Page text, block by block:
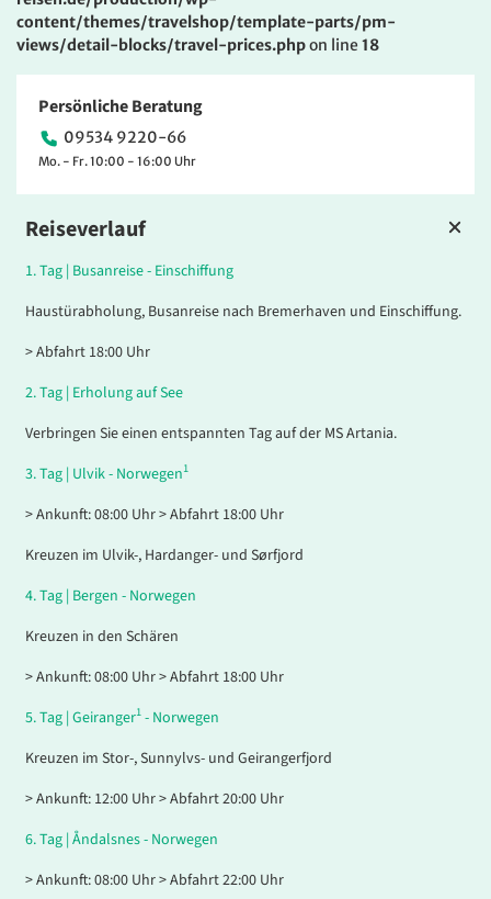
Reiseverlauf
1.Tag | Busanreise - Einschiffung
Haustürabholung, Busanreise nach Bremerhaven und Einschiffung.
> Abfahrt 18:00 Uhr
2.Tag | Erholung auf See
Verbringen Sie einen entspannten Tag auf der MS Artania.
3.Tag | Ulvik - Norwegen1
> Ankunft: 08:00 Uhr > Abfahrt 18:00 Uhr
Kreuzen im Ulvik-, Hardanger- und Sørfjord
4.Tag | Bergen - Norwegen
Kreuzen in den Schären
> Ankunft: 08:00 Uhr > Abfahrt 18:00 Uhr
5.Tag | Geiranger1 - Norwegen
Kreuzen im Stor-, Sunnylvs- und Geirangerfjord
> Ankunft: 12:00 Uhr > Abfahrt 20:00 Uhr
6.Tag | Åndalsnes - Norwegen
> Ankunft: 08:00 Uhr > Abfahrt 22:00 Uhr
content/themes/travelshop/template-parts/pm-
views/detail-blocks/travel-prices.phpon line 18
Persönliche Beratung
09534 9220-66
Mo. - Fr. 10:00 - 16:00 Uhr